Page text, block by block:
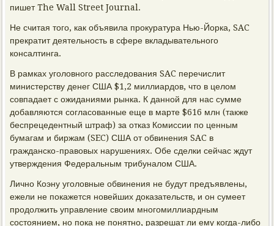
пишет The Wall Street Journal.
Не считая того, как объявила прокуратура Нью-Йорка, SAC
прекратит деятельность в сфере вкладывательного
консалтинга.
В рамках уголовного расследования SAC перечислит
министерству денег США $1,2 миллиардов, что в целом
совпадает с ожиданиями рынка. К данной для нас сумме
добавляются согласованные еще в марте $616 млн (также
беспрецедентный штраф) за отказ Комиссии по ценным
бумагам и биржам (SEC) США от обвинения SAC в
гражданско-правовых нарушениях. Обе сделки сейчас ждут
утверждения Федеральным трибуналом США.
Лично Коэну уголовные обвинения не будут предъявлены,
ежели не покажется новейших доказательств, и он сумеет
продолжить управление своим многомиллиардным
состоянием, но пока не понятно, разрешат ли ему когда-либо